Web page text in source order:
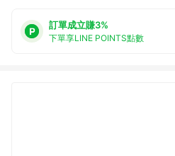
訂單成立賺3%
下單享LINE POINTS點數